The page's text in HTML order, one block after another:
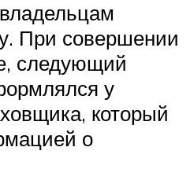
При совершении
следующий
у
который
о